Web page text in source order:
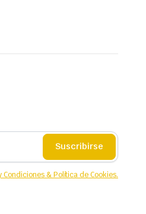
Suscribirse
Condiciones & Política de Cookies.